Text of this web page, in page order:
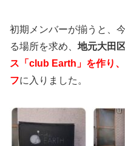
初期メンバーが揃うと、
る場所を求め、 地元大田
ス「club Earth」を作り
フに入りました。